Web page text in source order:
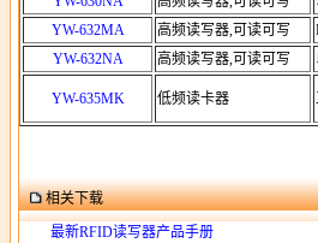
YW-632MA
高频读写器,可读可写
YW-632NA
高频读写器,可读可写
YW-635MK 低频读卡器
相关下载
最新RFID读写器产品手册